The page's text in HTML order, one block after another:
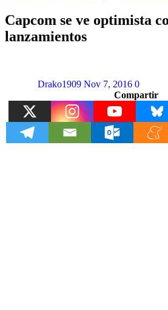
Capcom se ve optimista
lanzamientos
Drako1909 Nov 7, 2016 0
Compartir